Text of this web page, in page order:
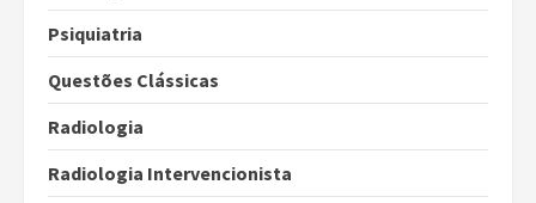
Psiquiatria
Questões Clássicas
Radiologia
Radiologia Intervencionista